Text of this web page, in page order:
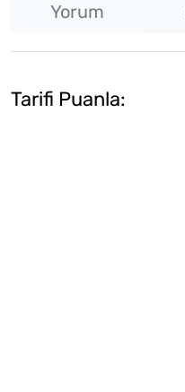
Yorum
Tarifi Puanla: